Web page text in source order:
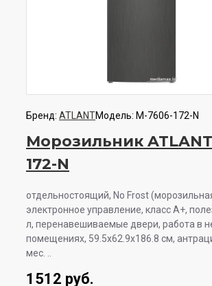
Бренд: ATLANTМодель: М-7606-172-N
Морозильник
172-N
отдельностоящий, No Frost
электронное управление, класс A+,
л, перенавешиваемые двери, работа в
помещениях, 59.5x62.9x186.8 см,
мес. ..
1512 руб.